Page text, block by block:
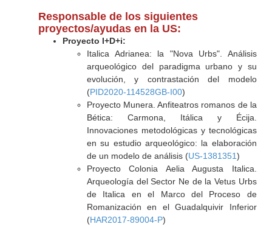
Responsable de los siguientes
proyectos/ayudas en la US:
Proyecto I+D+i:
Italica Adrianea: la "Nova Urbs". Análisis
arqueológico del paradigma urbano y su
evolución, y contrastación del modelo
(PID2020-114528GB-I00)
Proyecto Munera. Anfiteatros romanos de la
Bética: Carmona, Itálica y Écija.
Innovaciones metodológicas y tecnológicas
en su estudio arqueológico: la elaboración
de un modelo de análisis (US-1381351)
Proyecto Colonia Aelia Augusta Italica.
Arqueología del Sector Ne de la Vetus Urbs
de Italica en el Marco del Proceso de
Romanización en el Guadalquivir Inferior
(HAR2017-89004-P)